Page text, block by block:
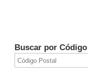
Buscar por